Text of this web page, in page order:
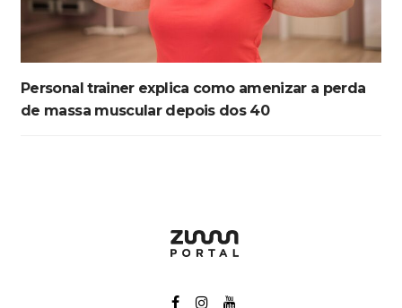
Personal trainer explica como amenizar a perda
de massa muscular depois dos 40